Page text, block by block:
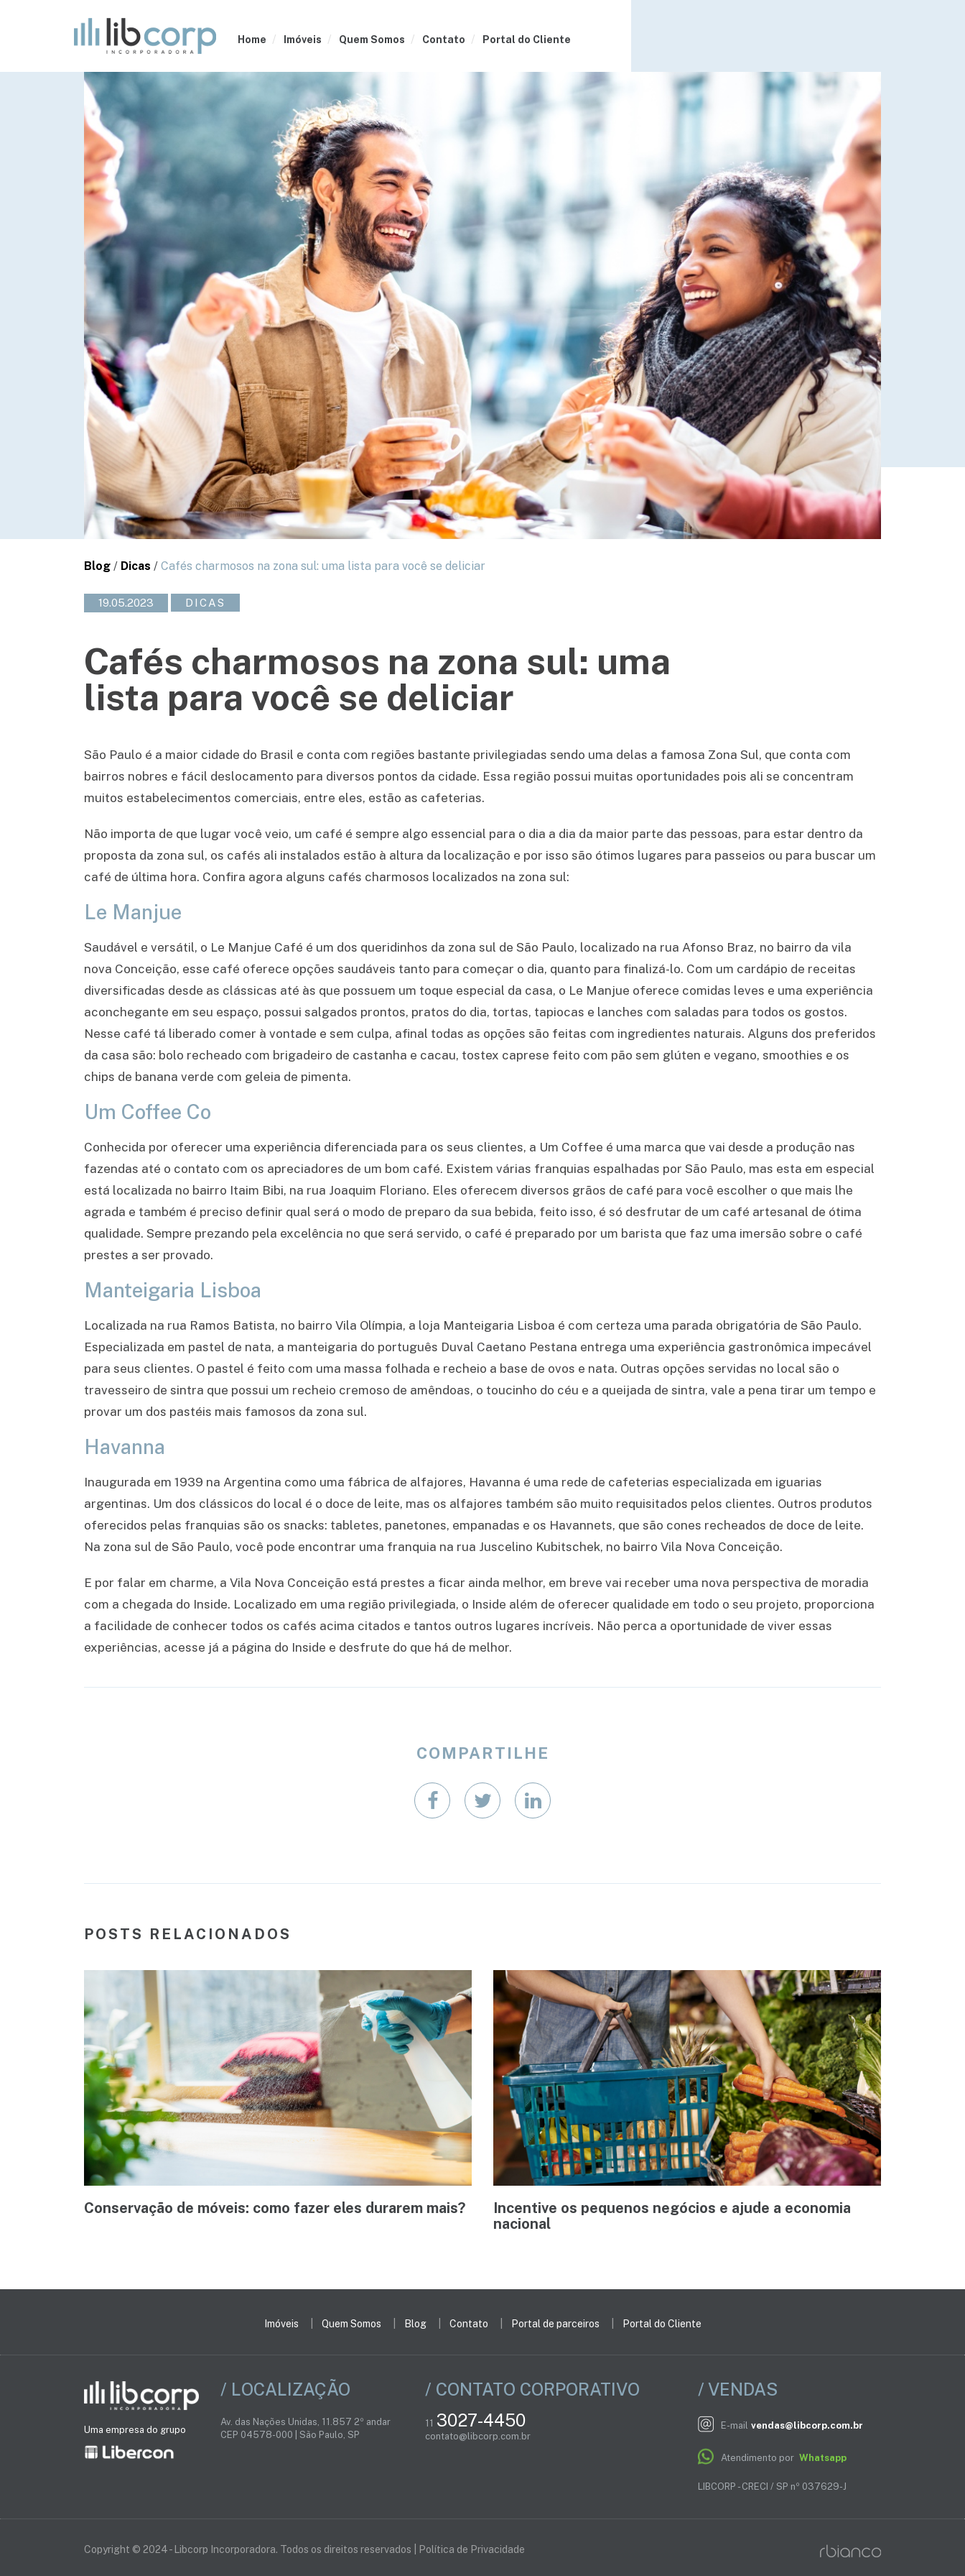
Home Imóveis Quem Somos Contato Portal do Cliente
Blog / Dicas / Cafés charmosos na zona sul: uma lista para você se deliciar
19.05.2023 DICAS
Cafés charmosos na zona sul: uma
lista para você se deliciar
São Paulo é a maior cidade do Brasil e conta com regiões bastante privilegiadas sendo uma delas a famosa Zona Sul, que conta com
bairros nobres e fácil deslocamento para diversos pontos da cidade. Essa região possui muitas oportunidades pois ali se concentram
muitos estabelecimentos comerciais, entre eles, estão as cafeterias.
Não importa de que lugar você veio, um café é sempre algo essencial para o dia a dia da maior parte das pessoas, para estar dentro da
proposta da zona sul, os cafés ali instalados estão à altura da localização e por isso são ótimos lugares para passeios ou para buscar um
café de última hora. Confira agora alguns cafés charmosos localizados na zona sul:
Le Manjue
Saudável e versátil, o Le Manjue Café é um dos queridinhos da zona sul de São Paulo, localizado na rua Afonso Braz, no bairro da vila
nova Conceição, esse café oferece opções saudáveis tanto para começar o dia, quanto para finalizá-lo. Com um cardápio de receitas
diversificadas desde as clássicas até às que possuem um toque especial da casa, o Le Manjue oferece comidas leves e uma experiência
aconchegante em seu espaço, possui salgados prontos, pratos do dia, tortas, tapiocas e lanches com saladas para todos os gostos.
Nesse café tá liberado comer à vontade e sem culpa, afinal todas as opções são feitas com ingredientes naturais. Alguns dos preferidos
da casa são: bolo recheado com brigadeiro de castanha e cacau, tostex caprese feito com pão sem glúten e vegano, smoothies e os
chips de banana verde com geleia de pimenta.
Um Coffee Co
Conhecida por oferecer uma experiência diferenciada para os seus clientes, a Um Coffee é uma marca que vai desde a produção nas
fazendas até o contato com os apreciadores de um bom café. Existem várias franquias espalhadas por São Paulo, mas esta em especial
está localizada no bairro Itaim Bibi, na rua Joaquim Floriano. Eles oferecem diversos grãos de café para você escolher o que mais lhe
agrada e também é preciso definir qual será o modo de preparo da sua bebida, feito isso, é só desfrutar de um café artesanal de ótima
qualidade. Sempre prezando pela excelência no que será servido, o café é preparado por um barista que faz uma imersão sobre o café
prestes a ser provado.
Manteigaria Lisboa
Localizada na rua Ramos Batista, no bairro Vila Olímpia, a loja Manteigaria Lisboa é com certeza uma parada obrigatória de São Paulo.
Especializada em pastel de nata, a manteigaria do português Duval Caetano Pestana entrega uma experiência gastronômica impecável
para seus clientes. O pastel é feito com uma massa folhada e recheio a base de ovos e nata. Outras opções servidas no local são o
travesseiro de sintra que possui um recheio cremoso de amêndoas, o toucinho do céu e a queijada de sintra, vale a pena tirar um tempo e
provar um dos pastéis mais famosos da zona sul.
Havanna
Inaugurada em 1939 na Argentina como uma fábrica de alfajores, Havanna é uma rede de cafeterias especializada em iguarias
argentinas. Um dos clássicos do local é o doce de leite, mas os alfajores também são muito requisitados pelos clientes. Outros produtos
oferecidos pelas franquias são os snacks: tabletes, panetones, empanadas e os Havannets, que são cones recheados de doce de leite.
Na zona sul de São Paulo, você pode encontrar uma franquia na rua Juscelino Kubitschek, no bairro Vila Nova Conceição.
E por falar em charme, a Vila Nova Conceição está prestes a ficar ainda melhor, em breve vai receber uma nova perspectiva de moradia
com a chegada do Inside. Localizado em uma região privilegiada, o Inside além de oferecer qualidade em todo o seu projeto, proporciona
a facilidade de conhecer todos os cafés acima citados e tantos outros lugares incríveis. Não perca a oportunidade de viver essas
experiências, acesse já a página do Inside e desfrute do que há de melhor.
COMPARTILHE
POSTS RELACIONADOS
Conservação de móveis: como fazer eles durarem mais?
Incentive os pequenos negócios e ajude a economia
nacional
Imóveis Quem Somos Blog Contato Portal de parceiros Portal do Cliente
Uma empresa do grupo
/ LOCALIZAÇÃO
Av. das Nações Unidas, 11.857 2º andar
CEP 04578-000 | São Paulo, SP
/ CONTATO CORPORATIVO
11 3027-4450
contato@libcorp.com.br
/ VENDAS
E-mail vendas@libcorp.com.br
Atendimento por Whatsapp
LIBCORP - CRECI / SP nº 037629-J
Copyright © 2024 - Libcorp Incorporadora. Todos os direitos reservados | Política de Privacidade